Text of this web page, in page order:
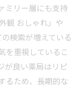
ミリー層にも支持
観 おしゃれ」や
検索が増えている
を重視しているこ
が良い薬局はリピ
るため、長期的な